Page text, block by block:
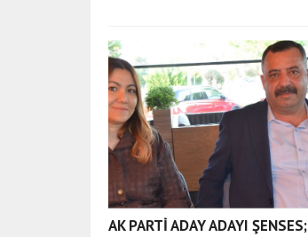
AK PARTİ ADAY ADAYI ŞENSES;